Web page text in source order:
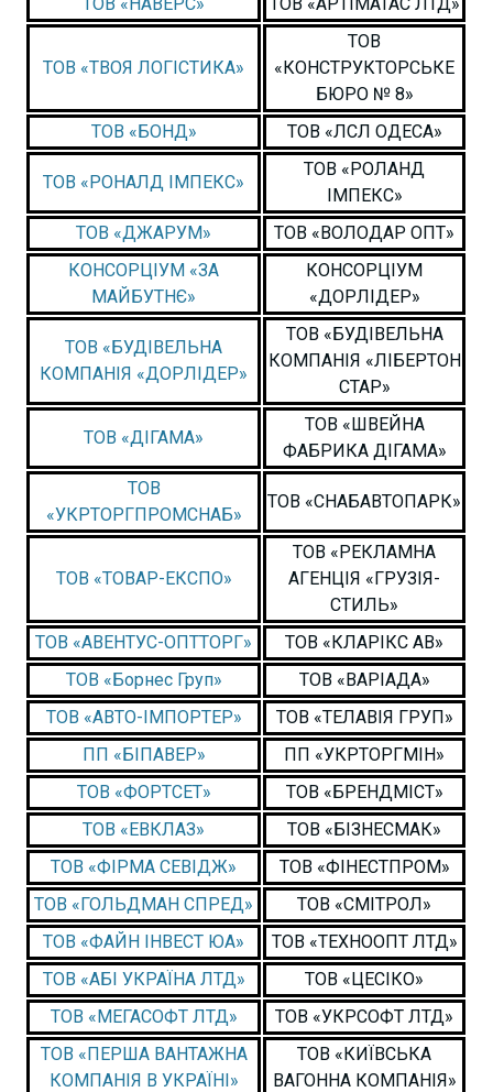
ТОВ «ТВОЯ ЛОГІСТИКА»
ТОВ
«КОНСТРУКТОРСЬКЕ
БЮРО № 8»
ТОВ «БОНД»
ТОВ «ЛСЛ ОДЕСА»
ТОВ «РОНАЛД ІМПЕКС»
ТОВ «РОЛАНД
ІМПЕКС»
ТОВ «ДЖАРУМ»
ТОВ «ВОЛОДАР ОПТ»
КОНСОРЦІУМ «ЗА
МАЙБУТНЄ»
КОНСОРЦІУМ
«ДОРЛІДЕР»
ТОВ «БУДІВЕЛЬНА
КОМПАНІЯ «ДОРЛІДЕР»
ТОВ «БУДІВЕЛЬНА
КОМПАНІЯ «ЛІБЕРТОН
СТАР»
ТОВ «ДІГАМА»
ТОВ «ШВЕЙНА
ФАБРИКА ДІГАМА»
ТОВ
«УКРТОРГПРОМСНАБ»
ТОВ «СНАБАВТОПАРК»
ТОВ «ТОВАР-ЕКСПО»
ТОВ «РЕКЛАМНА
АГЕНЦІЯ «ГРУЗІЯ-
СТИЛЬ»
ТОВ «АВЕНТУС-ОПТТОРГ»
ТОВ «КЛАРІКС АВ»
ТОВ «Борнес Груп»
ТОВ «ВАРІАДА»
ТОВ «АВТО-ІМПОРТЕР»
ТОВ «ТЕЛАВІЯ ГРУП»
ПП «БІПАВЕР»
ПП «УКРТОРГМІН»
ТОВ «ФОРТСЕТ»
ТОВ «БРЕНДМІСТ»
ТОВ «ЕВКЛАЗ»
ТОВ «БІЗНЕСМАК»
ТОВ «ФІРМА СЕВІДЖ»
ТОВ «ФІНЕСТПРОМ»
ТОВ «ГОЛЬДМАН СПРЕД»
ТОВ «СМІТРОЛ»
ТОВ «ФАЙН ІНВЕСТ ЮА»
ТОВ «ТЕХНООПТ ЛТД»
ТОВ «АБІ УКРАЇНА ЛТД»
ТОВ «ЦЕСІКО»
ТОВ «МЕГАСОФТ ЛТД»
ТОВ «УКРСОФТ ЛТД»
ТОВ «ПЕРША ВАНТАЖНА
КОМПАНІЯ В УКРАЇНІ»
ТОВ «КИЇВСЬКА
ВАГОННА КОМПАНІЯ»